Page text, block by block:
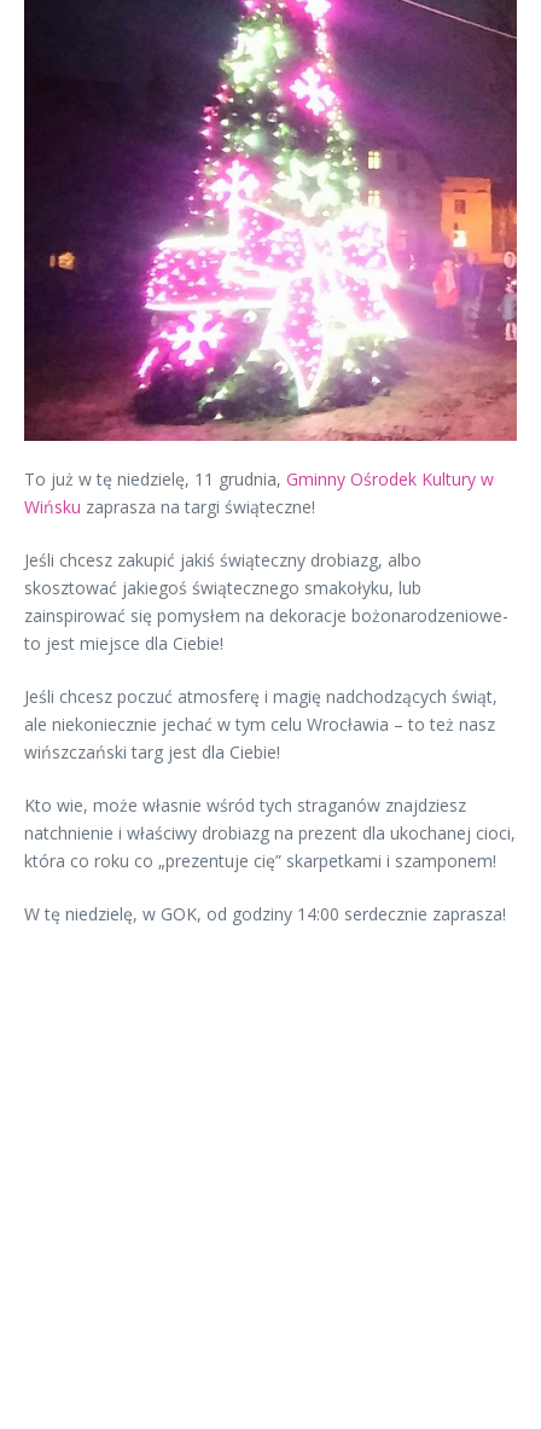
To już w tę niedzielę, 11 grudnia, Gminny Ośrodek Kultury w
Wińsku zaprasza na targi świąteczne!
Jeśli chcesz zakupić jakiś świąteczny drobiazg, albo
skosztować jakiegoś świątecznego smakołyku, lub
zainspirować się pomysłem na dekoracje bożonarodzeniowe-
to jest miejsce dla Ciebie!
Jeśli chcesz poczuć atmosferę i magię nadchodzących świąt,
ale niekoniecznie jechać w tym celu Wrocławia – to też nasz
wińszczański targ jest dla Ciebie!
Kto wie, może własnie wśród tych straganów znajdziesz
natchnienie i właściwy drobiazg na prezent dla ukochanej cioci,
która co roku co „prezentuje cię” skarpetkami i szamponem!
W tę niedzielę, w GOK, od godziny 14:00 serdecznie zaprasza!